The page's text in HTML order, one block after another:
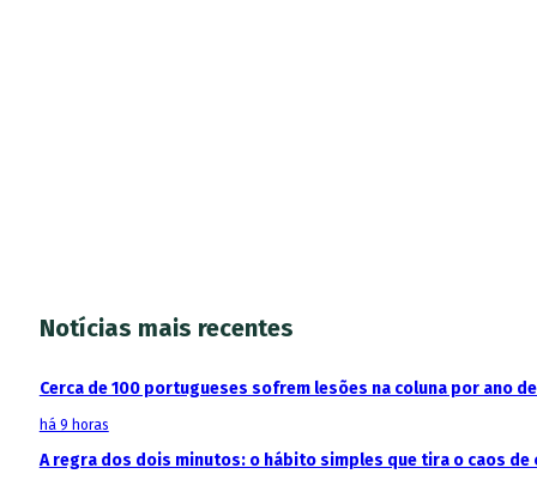
Notícias mais recentes
Cerca de 100 portugueses sofrem lesões na coluna por ano
há 9 horas
A regra dos dois minutos: o hábito simples que tira o caos de